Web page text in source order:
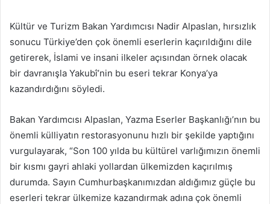
Kültür ve Turizm Bakan Yardımcısı Nadir Alpaslan, hırsızlık
sonucu Türkiye’den çok önemli eserlerin kaçırıldığını dile
getirerek, İslami ve insani ilkeler açısından örnek olacak
bir davranışla Yakubî’nin bu eseri tekrar Konya’ya
kazandırdığını söyledi.
Bakan Yardımcısı Alpaslan, Yazma Eserler Başkanlığı’nın bu
önemli külliyatın restorasyonunu hızlı bir şekilde yaptığını
vurgulayarak, “Son 100 yılda bu kültürel varlığımızın önemli
bir kısmı gayri ahlaki yollardan ülkemizden kaçırılmış
durumda. Sayın Cumhurbaşkanımızdan aldığımız güçle bu
eserleri tekrar ülkemize kazandırmak adına çok önemli